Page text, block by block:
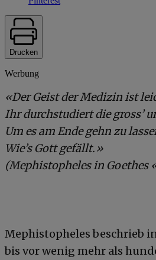
Drucken
Werbung
«Der Geist der Medizin ist
Ihr durchstudiert die gross’
Um es am Ende gehn zu
Wie’s Gott gefällt.»
(Mephistopheles in Goethes
Mephistopheles beschrieb
bis vor wenig mehr als